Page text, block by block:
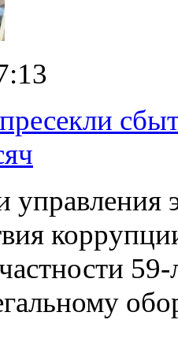
управления
59-